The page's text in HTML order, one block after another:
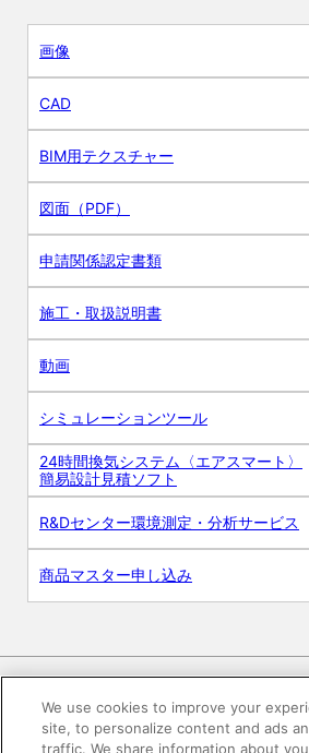
画像
CAD
BIM用テクスチャー
図面（PDF）
申請関係認定書類
施工・取扱説明書
動画
シミュレーションツール
24時間換気システム〈エアスマート〉
簡易設計見積ソフト
R&Dセンター環境測定・分析サービス
商品マスター申し込み
電子公告 このWEBサイ
We use cookies to improve your
site, to personalize content and ads
traffic. We share information about